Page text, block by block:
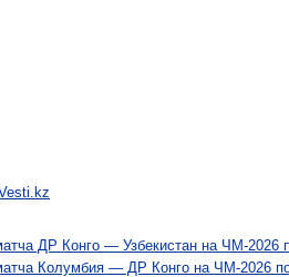
ДР Конго — Узбекистан на ЧМ-2026
Колумбия — ДР Конго на ЧМ-2026